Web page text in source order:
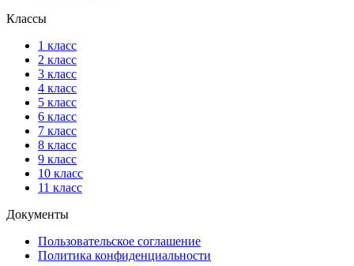
Классы
1 класс
2 класс
3 класс
4 класс
5 класс
6 класс
7 класс
8 класс
9 класс
10 класс
11 класс
Документы
Пользовательское соглашение
Политика конфиденциальности